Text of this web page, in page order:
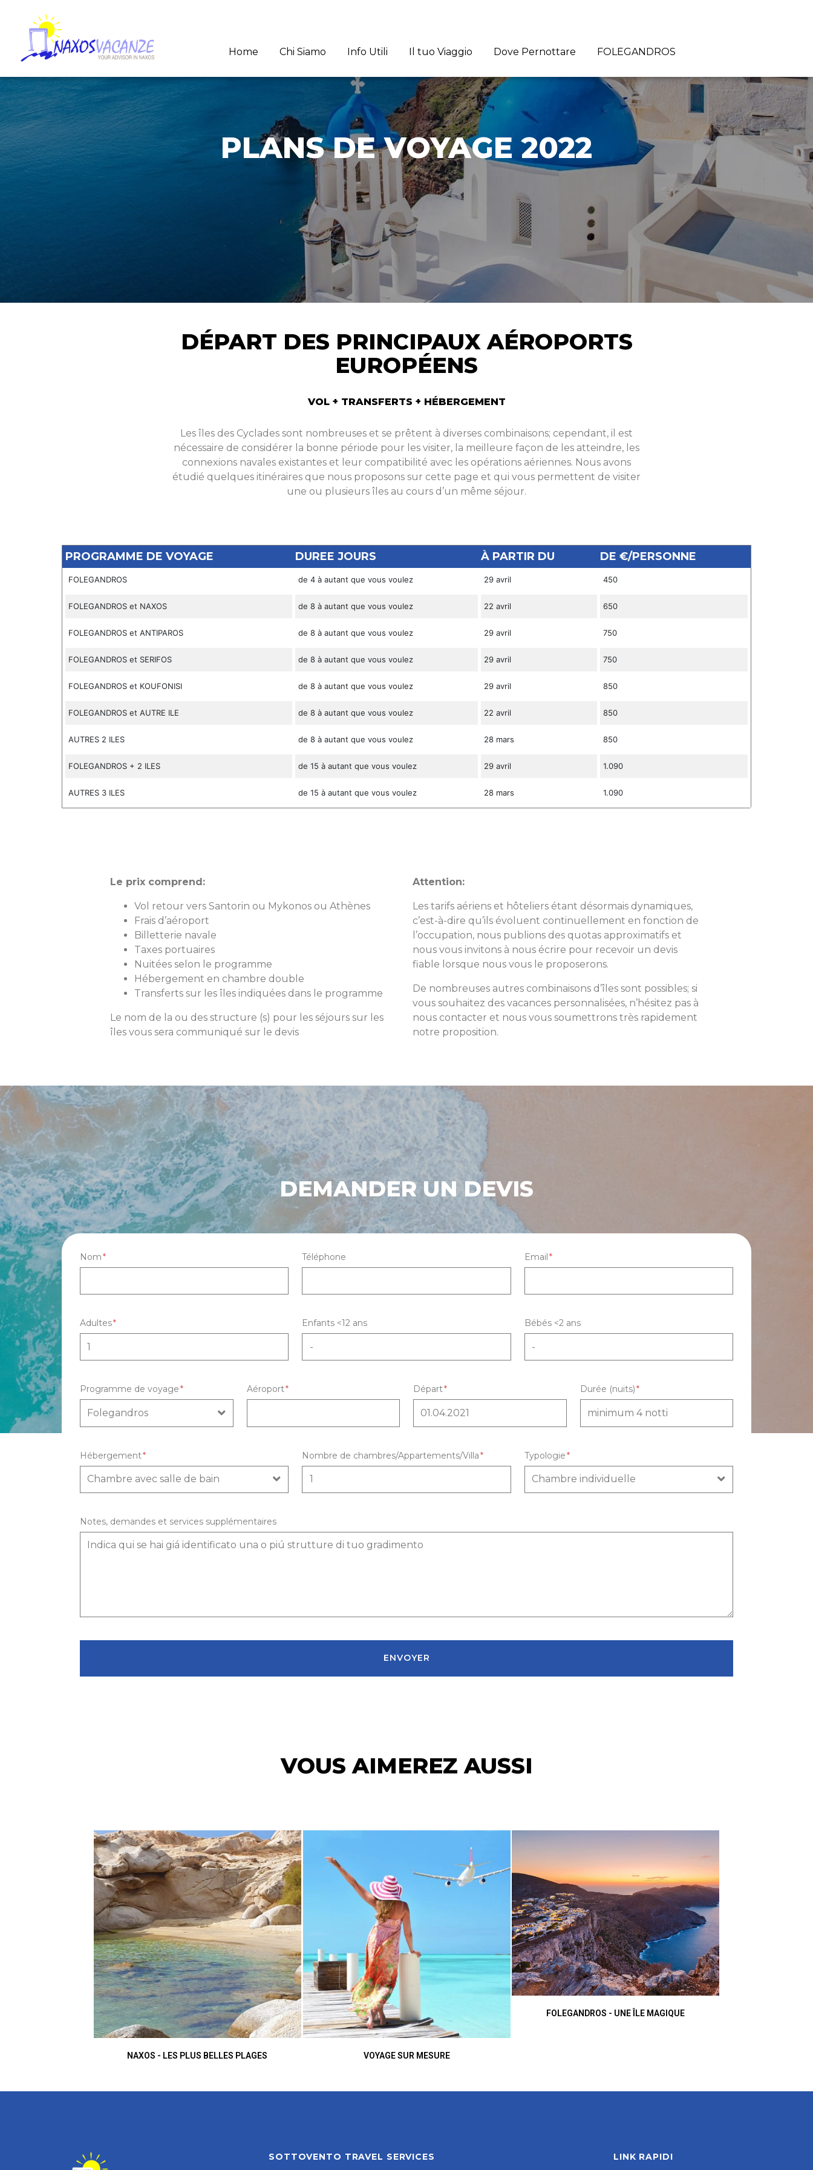
Home Chi Siamo Info Utili Il tuo Viaggio Dove Pernottare FOLEGANDROS
PLANS DE VOYAGE 2022
DÉPART DES PRINCIPAUX AÉROPORTS
EUROPÉENS
VOL + TRANSFERTS + HÉBERGEMENT
Les îles des Cyclades sont nombreuses et se prêtent à diverses combinaisons; cependant, il est
nécessaire de considérer la bonne période pour les visiter, la meilleure façon de les atteindre, les
connexions navales existantes et leur compatibilité avec les opérations aériennes. Nous avons
étudié quelques itinéraires que nous proposons sur cette page et qui vous permettent de visiter
une ou plusieurs îles au cours d’un même séjour.
PROGRAMME DE VOYAGE DUREE JOURS À PARTIR DU DE €/PERSONNE
FOLEGANDROS de 4 à autant que vous voulez 29 avril 450
FOLEGANDROS et NAXOS de 8 à autant que vous voulez 22 avril 650
FOLEGANDROS et ANTIPAROS de 8 à autant que vous voulez 29 avril 750
FOLEGANDROS et SERIFOS de 8 à autant que vous voulez 29 avril 750
FOLEGANDROS et KOUFONISI de 8 à autant que vous voulez 29 avril 850
FOLEGANDROS et AUTRE ILE de 8 à autant que vous voulez 22 avril 850
AUTRES 2 ILES de 8 à autant que vous voulez 28 mars 850
FOLEGANDROS + 2 ILES de 15 à autant que vous voulez 29 avril 1.090
AUTRES 3 ILES de 15 à autant que vous voulez 28 mars 1.090
Le prix comprend:
Vol retour vers Santorin ou Mykonos ou Athènes
Frais d’aéroport
Billetterie navale
Taxes portuaires
Nuitées selon le programme
Hébergement en chambre double
Transferts sur les îles indiquées dans le programme
Le nom de la ou des structure (s) pour les séjours sur les
îles vous sera communiqué sur le devis
Attention:
Les tarifs aériens et hôteliers étant désormais dynamiques,
c’est-à-dire qu’ils évoluent continuellement en fonction de
l’occupation, nous publions des quotas approximatifs et
nous vous invitons à nous écrire pour recevoir un devis
fiable lorsque nous vous le proposerons.
De nombreuses autres combinaisons d’îles sont possibles; si
vous souhaitez des vacances personnalisées, n’hésitez pas à
nous contacter et nous vous soumettrons très rapidement
notre proposition.
DEMANDER UN DEVIS
Nom Téléphone Email
Adultes Enfants <12 ans Bébés <2 ans
Programme de voyage Aéroport Départ Durée (nuits)
Hébergement Nombre de chambres/Appartements/Villa Typologie
Notes, demandes et services supplémentaires
ENVOYER
VOUS AIMEREZ AUSSI
NAXOS - LES PLUS BELLES PLAGES VOYAGE SUR MESURE
FOLEGANDROS - UNE ÎLE MAGIQUE
SOTTOVENTO TRAVEL SERVICES LINK RAPIDI